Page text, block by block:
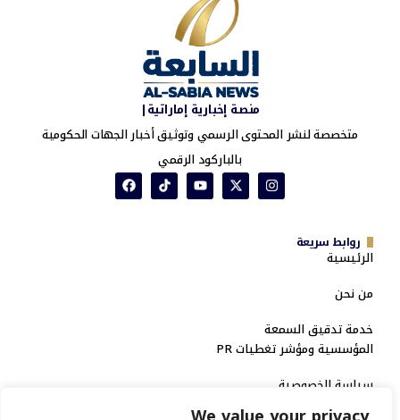
منصة إخبارية إماراتية|
متخصصة لنشر المحتوى الرسمي وتوثيق أخبار الجهات الحكومية
بالباركود الرقمي
روابط سريعة
الرئيسية
من نحن
خدمة تدقيق السمعة
المؤسسية ومؤشر تغطيات PR
سياسة الخصوصية